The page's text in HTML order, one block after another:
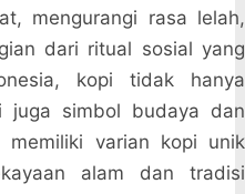
mengurangi rasa lelah,
dari ritual sosial yang
kopi tidak hanya
juga simbol budaya dan
memiliki varian kopi unik
alam dan tradisi